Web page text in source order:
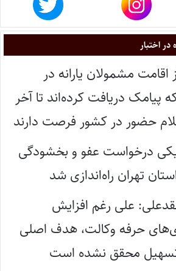
اختبار
اقامت مشمولان یارانه در
پیامک دریافت کرده‌اند تا آخر
حضور در کشور فرصت دارند
درخواست عفو و بخشودگی
تهران راه‌اندازی شد
علی رغم افزایش
حرفه وکالت، هدف اصلی
تسهیل محقق نشده است